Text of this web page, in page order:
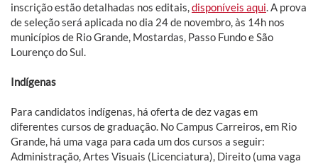
inscrição estão detalhadas nos editais,disponíveis aqui. A prova
de seleção será aplicada no dia 24 de novembro, às 14h nos
municípios de Rio Grande, Mostardas, Passo Fundo e São
Lourenço do Sul.
Indígenas
Para candidatos indígenas, há oferta de dez vagas em
diferentes cursos de graduação. No Campus Carreiros, em Rio
Grande, há uma vaga para cada um dos cursos a seguir:
Administração, Artes Visuais (Licenciatura), Direito (uma vaga